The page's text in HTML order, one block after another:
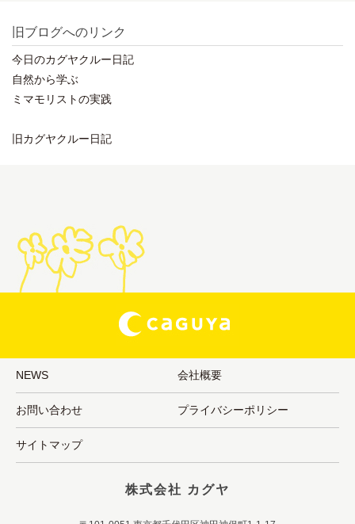
旧ブログへのリンク
今日のカグヤクルー日記
自然から学ぶ
ミマモリストの実践
旧カグヤクルー日記
NEWS 会社概要
お問い合わせ プライバシーポリシー
サイトマップ
株式会社 カグヤ